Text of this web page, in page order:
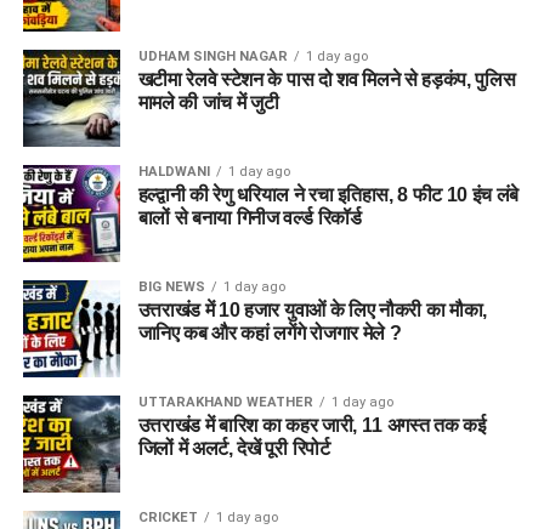
UDHAM SINGH NAGAR 1 day ago
खटीमा रेलवे स्टेशन के पास दो शव मिलने से हड़कंप, पुलिस
मामले की जांच में जुटी
HALDWANI 1 day ago
हल्द्वानी की रेणु धरियाल ने रचा इतिहास, 8 फीट 10 इंच लंबे
बालों से बनाया गिनीज वर्ल्ड रिकॉर्ड
BIG NEWS 1 day ago
उत्तराखंड में 10 हजार युवाओं के लिए नौकरी का मौका,
जानिए कब और कहां लगेंगे रोजगार मेले ?
UTTARAKHAND WEATHER 1 day ago
उत्तराखंड में बारिश का कहर जारी, 11 अगस्त तक कई
जिलों में अलर्ट, देखें पूरी रिपोर्ट
CRICKET 1 day ago